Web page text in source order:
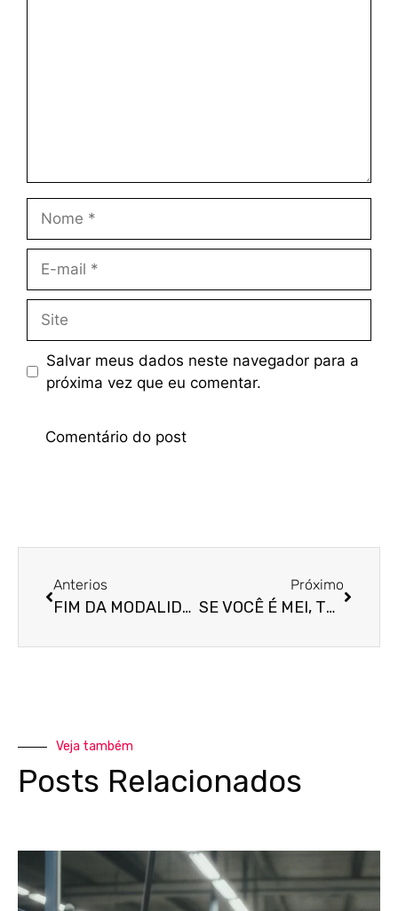
Salvar meus dados neste navegador para a
próxima vez que eu comentar.
Anterios
FIM DA MODALIDADE EIRELI! E AGORA?
Próximo
SE VOCÊ É MEI, TEMOS UMA BOA NOTÍCIA PRA VOCÊ!
Veja também
Posts Relacionados